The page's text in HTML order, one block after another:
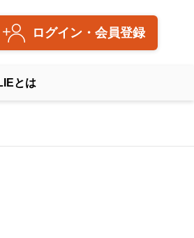
ログイン・会員登録
とは